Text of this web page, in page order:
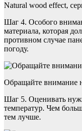
Natural wood effect,
Шаг 4. Особого
материала, которая
противном случае
погоду.
Обращайте внимание
Шаг 5. Оценивать
температур. Чем
тем лучше.